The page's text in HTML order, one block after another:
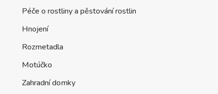
Péče o rostliny a pěstování rostlin
Hnojení
Rozmetadla
Motúčko
Zahradní domky